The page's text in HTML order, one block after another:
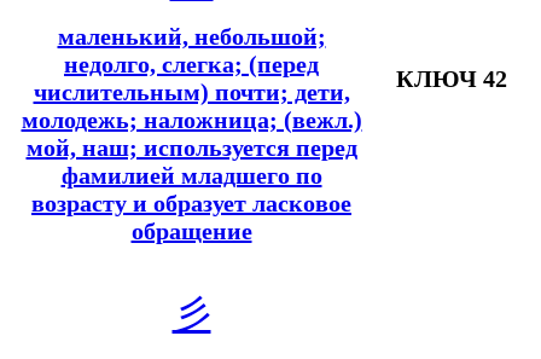
маленький, небольшой;
недолго, слегка; (перед
числительным) почти; дети,
молодежь; наложница; (вежл.)
мой, наш; используется перед
фамилией младшего по
возрасту и образует ласковое
обращение
КЛЮЧ 42
彡